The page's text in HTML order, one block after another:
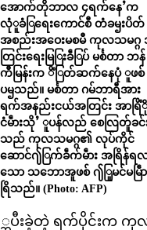
အောက်တိုဘာလ ၄ရက်နေႛက
လုံူခံြရေးကောင်စီ တံခၝးပိတ်
အစည်းအဝေးမစမီ ကုလသမဂ္ဂ
တြင်းရေးမြြးခဵြပ် မင်္စတာ ဘန်
ကီမြန်းက ိံြတ်ဆက်နေပုံ ူဖစ်
ပၝသည်။ မင်္စတာ ဂမ်ဘာရီအား
ရက်အနည်းငယ်အတြင်း အာရ
ငံမဵားသိုႛ ူပန်လည် စေလြတ်ူခင်
သည် ကုလသမဂ္ဂ၏ လုပ်ကိုင်
ဆောင်႟ြက်ခဵက်မဵား အရြိန်ရ
သော သဘောအူဖစ် ႟ြူမင်မမြဵာ
ရြိသည်။ (Photo: AFP)
ဘပီးခဲ့တဲ့ ရက်ပိုင်းက ကု